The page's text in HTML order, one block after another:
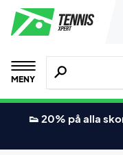
MENY
Sök efter
👟 20% på alla